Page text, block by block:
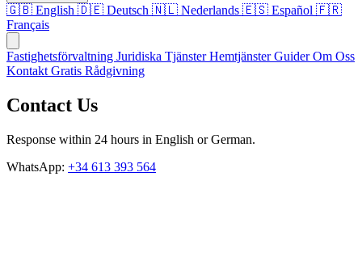
🇬🇧 English 🇩🇪 Deutsch 🇳🇱 Nederlands 🇪🇸 Español 🇫🇷
Français
Fastighetsförvaltning Juridiska TjänsterHemtjänsterGuiderOm Oss
Kontakt Gratis Rådgivning
Contact Us
Response within 24 hours in English or German.
WhatsApp: +34 613 393 564